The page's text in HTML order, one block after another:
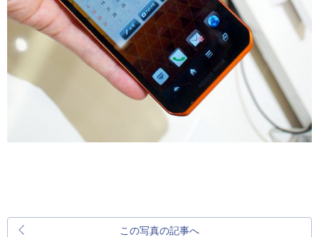
この写真の記事へ